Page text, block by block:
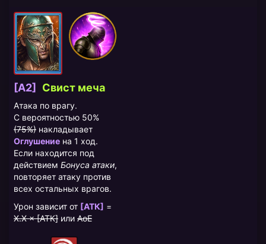
[A2] Свист меча
Атака по врагу.
С вероятностью 50%
(75%) накладывает
Оглушение на 1 ход.
Если находится под
действием Бонуса атаки,
повторяет атаку против
всех остальных врагов.
Урон зависит от [АТК] =
X.X × [АТК] или AoE